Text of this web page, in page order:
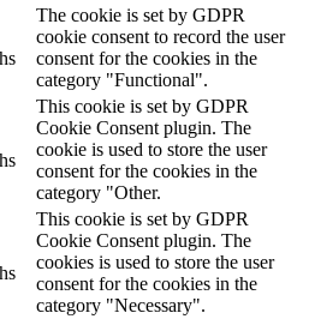
The cookie is set by GDPR
cookie consent to record the user
consent for the cookies in the
category "Functional".
This cookie is set by GDPR
Cookie Consent plugin. The
cookie is used to store the user
consent for the cookies in the
category "Other.
This cookie is set by GDPR
Cookie Consent plugin. The
cookies is used to store the user
consent for the cookies in the
category "Necessary".